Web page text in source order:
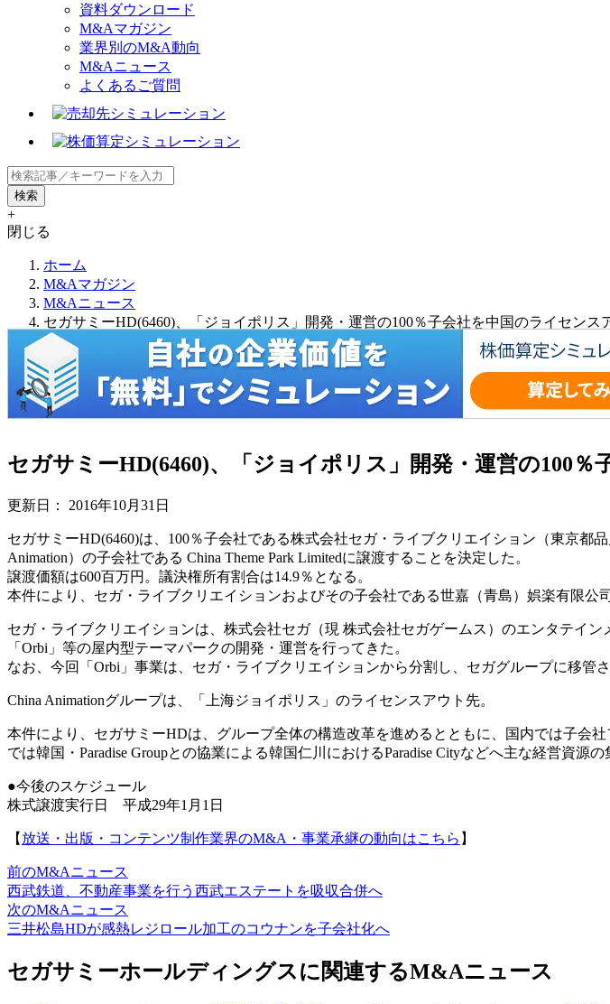
資料ダウンロード
M&Aマガジン
業界別のM&A動向
M&Aニュース
よくあるご質問
+
閉じる
ホーム
M&Aマガジン
M&Aニュース
セガサミーHD(6460)、「ジョイポリス」開発・運営の100％子会社を中国のライセンス
セガサミーHD(6460)、「ジョイポリス」開発・運営の100
更新日： 2016年10月31日
セガサミーHD(6460)は、100％子会社である株式会社セガ・ライブクリエイション（東京都
Animation）の子会社である China Theme Park Limitedに譲渡することを決定した。
譲渡価額は600百万円。議決権所有割合は14.9％となる。
本件により、セガ・ライブクリエイションおよびその子会社である世嘉（青島）娯楽有限公
セガ・ライブクリエイションは、株式会社セガ（現 株式会社セガゲームス）のエンタテイ
「Orbi」等の屋内型テーマパークの開発・運営を行ってきた。
なお、今回「Orbi」事業は、セガ・ライブクリエイションから分割し、セガグループに移管
China Animationグループは、「上海ジョイポリス」のライセンスアウト先。
本件により、セガサミーHDは、グループ全体の構造改革を進めるとともに、国内では子会
では韓国・Paradise Groupとの協業による韓国仁川におけるParadise Cityなどへ主な経営資源
●今後のスケジュール
株式譲渡実行日 平成29年1月1日
【 放送・出版・コンテンツ制作業界のM&A・事業承継の動向はこちら 】
前のM&Aニュース
西武鉄道、不動産事業を行う西武エステートを吸収合併へ
次のM&Aニュース
三井松島HDが感熱レジロール加工のコウナンを子会社化へ
セガサミーホールディングスに関連するM&Aニュース